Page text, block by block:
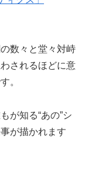
数々と堂々対峙
されるほどに意
。
が知る“あの”シ
が描かれます